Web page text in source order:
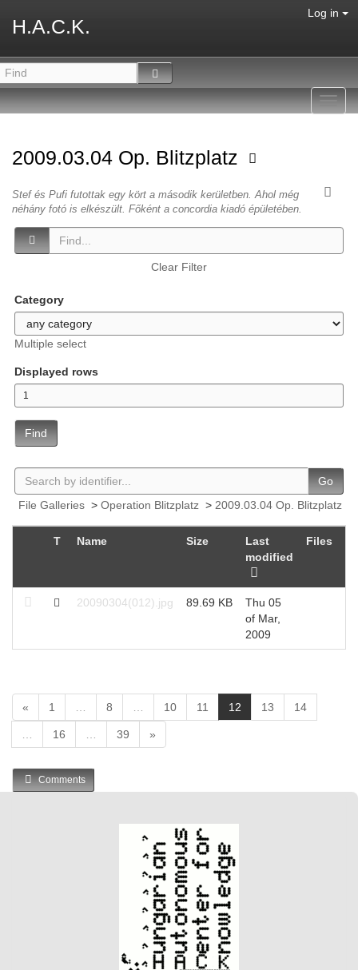
H.A.C.K.
Log in
2009.03.04 Op. Blitzplatz
Stef és Pufi futottak egy kört a második kerületben. Ahol még
néhány fotó is elkészült. Főként a concordia kiadó épületében.
Clear Filter
Category
Multiple select
Displayed rows
Find
Go
File Galleries > Operation Blitzplatz > 2009.03.04 Op. Blitzplatz
T Name Size
Last
modified
Files
20090304(012).jpg 89.69 KB
Thu 05
of Mar,
2009
« 1 8 10 11 12
c
13 14
16 39 »
Comments